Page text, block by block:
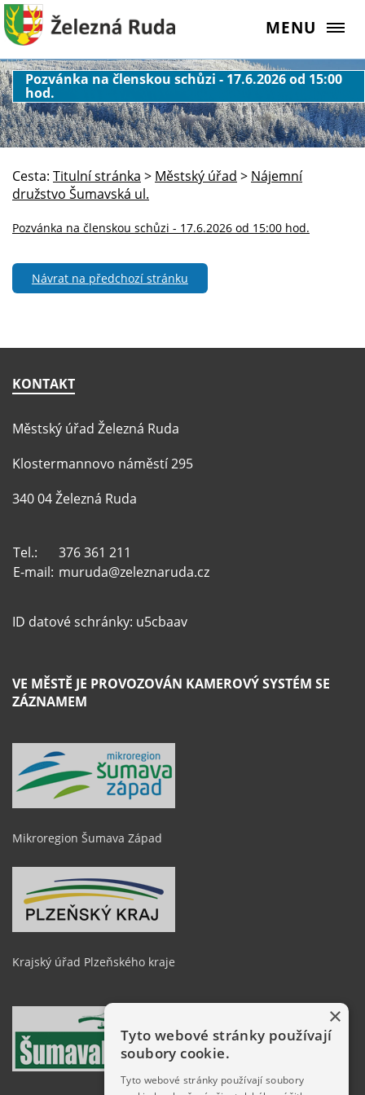
MENU
Pozvánka na členskou schůzi - 17.6.2026 od 15:00
hod.
Cesta: Titulní stránka > Městský úřad > Nájemní
družstvo Šumavská ul.
Pozvánka na členskou schůzi - 17.6.2026 od 15:00 hod.
Návrat na předchozí stránku
KONTAKT
Městský úřad Železná Ruda
Klostermannovo náměstí 295
340 04 Železná Ruda
Tel.:
376 361 211
E-mail: muruda@zeleznaruda.cz
ID datové schránky: u5cbaav
VE MĚSTĚ JE PROVOZOVÁN KAMEROVÝ SYSTÉM SE
ZÁZNAMEM
Mikroregion Šumava Západ
Krajský úřad Plzeňského kraje
×
Tyto webové stránky používají
soubory cookie.
Tyto webové stránky používají soubory